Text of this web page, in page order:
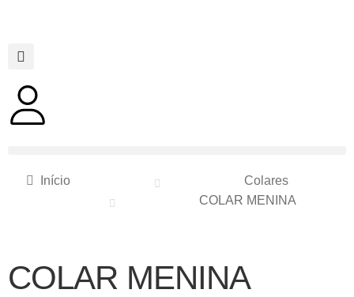
Início
Colares
COLAR MENINA
COLAR MENINA